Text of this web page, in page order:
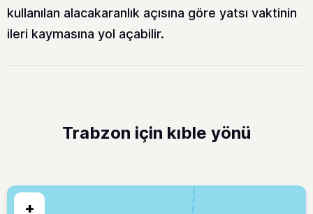
kullanılan alacakaranlık açısına göre yatsı vaktinin
ileri kaymasına yol açabilir.
Trabzon için kıble yönü
+